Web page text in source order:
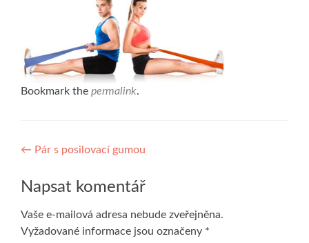
Bookmark the permalink.
Navigace
pro
příspěvek
← Pár s posilovací gumou
Napsat komentář
Vaše e-mailová adresa nebude zveřejněna.
Vyžadované informace jsou označeny *